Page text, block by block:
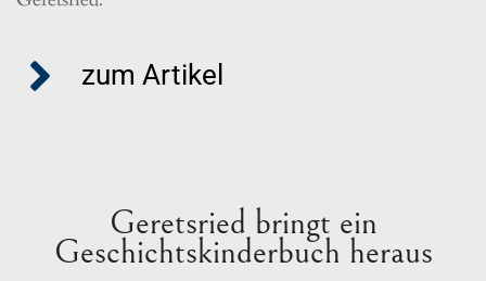
zum Artikel
Geretsried bringt ein
Geschichtskinderbuch heraus